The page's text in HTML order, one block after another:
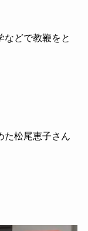
などで教鞭をと
た松尾恵子さん